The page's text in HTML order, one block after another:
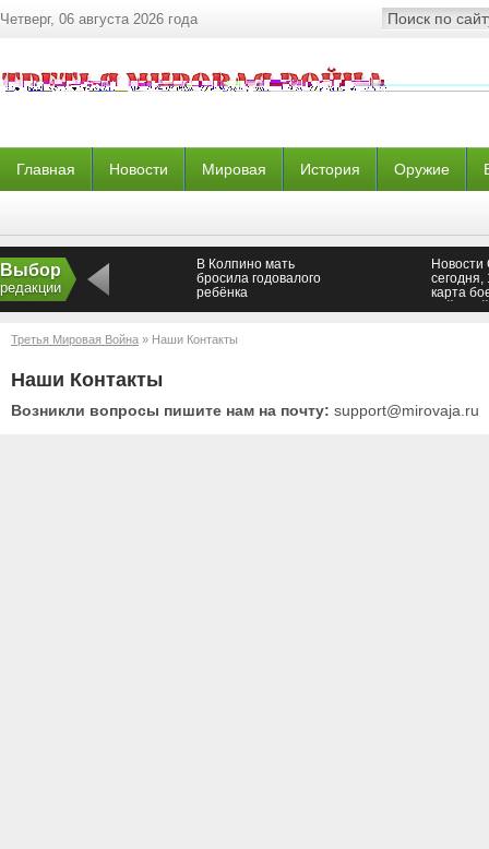
Четверг, 06 августа 2026 года
Главная Новости Мировая История Оружие
Выбор
редакции
В Колпино мать
бросила годовалого
ребёнка
Новости
сегодня,
карта
Третья Мировая Война » Наши Контакты
Наши Контакты
Возникли вопросы пишите нам на почту: support@mirovaja.ru